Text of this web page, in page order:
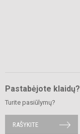
Pastabėjote klaidų?
Turite pasiūlymų?
RAŠYKITE